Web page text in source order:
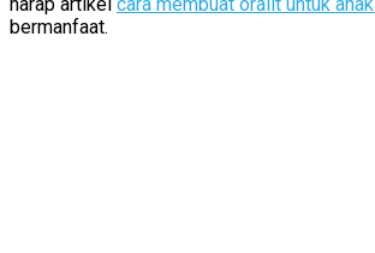
bermanfaat.